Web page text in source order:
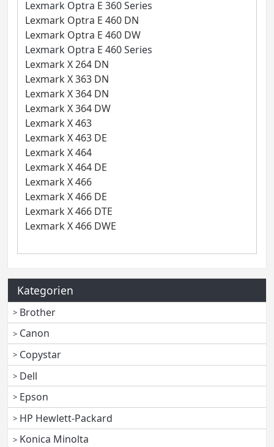
Lexmark Optra E 360 Series
Lexmark Optra E 460 DN
Lexmark Optra E 460 DW
Lexmark Optra E 460 Series
Lexmark X 264 DN
Lexmark X 363 DN
Lexmark X 364 DN
Lexmark X 364 DW
Lexmark X 463
Lexmark X 463 DE
Lexmark X 464
Lexmark X 464 DE
Lexmark X 466
Lexmark X 466 DE
Lexmark X 466 DTE
Lexmark X 466 DWE
Kategorien
Brother
Canon
Copystar
Dell
Epson
HP Hewlett-Packard
Konica Minolta